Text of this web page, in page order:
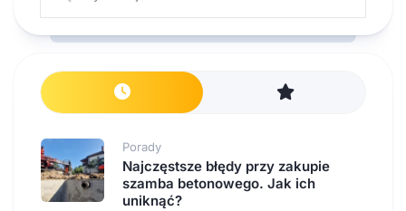
Porady
Najczęstsze błędy przy zakupie
szamba betonowego. Jak ich
uniknąć?